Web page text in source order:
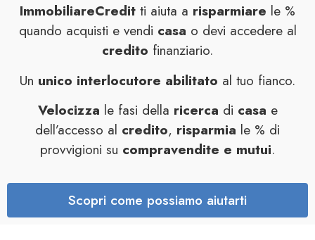
ImmobiliareCredit ti aiuta a risparmiare le %
quando acquisti e vendi casa o devi accedere al
credito finanziario.
Un unico interlocutore abilitato al tuo fianco.
Velocizza le fasi della ricerca di casa e
dell’accesso al credito, risparmia le % di
provvigioni su compravendite e mutui.
Scopri come possiamo aiutarti